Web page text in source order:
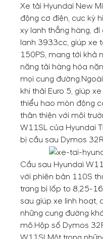
Xe tải Hyundai New
động cơ điện, cực kỳ
xy lanh thẳng hàng,
lanh 3933cc, giúp xe
150PS, mang tới khả
năng tải hàng hóa
mọi cung đường.
khí thải Euro 5, giúp
thiểu hao mòn động
thân thiện với môi
W11SL của Hyundai
bị cầu sau Dymos
Cầu sau Hyundai
với phiên bản 110S
trang bị lốp to 8,25-
sau giúp xe linh hoạt,
những cung đường
mô.Hộp số Dymos